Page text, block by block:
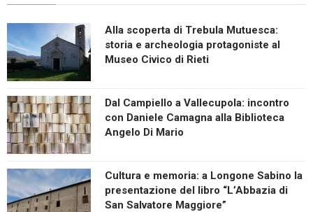
Alla scoperta di Trebula Mutuesca:
storia e archeologia protagoniste al
Museo Civico di Rieti
Dal Campiello a Vallecupola: incontro
con Daniele Camagna alla Biblioteca
Angelo Di Mario
Cultura e memoria: a Longone Sabino la
presentazione del libro “L’Abbazia di
San Salvatore Maggiore”